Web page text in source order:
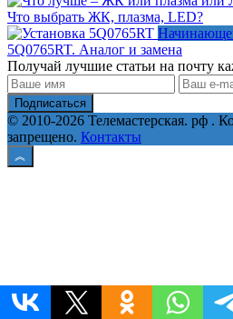
Что выбрать ЖК, плазма, LED?
5Q0765RT. Аналог и замена
Получай лучшие статьи на почту
Подписаться
© 2010-2026 Телемастерская. рф .
запрещено. Контакты